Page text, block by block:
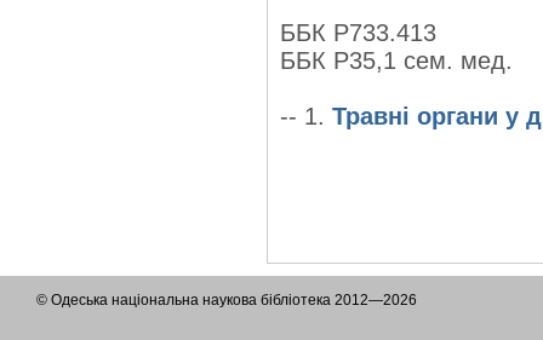
ББК Р733.413
ББК Р35,1 сем. мед.
-- 1. Травні органи у
© Одеська національна наукова бібліотека 2012—2026